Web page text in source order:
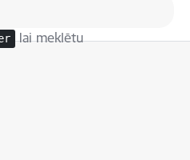
lai meklētu